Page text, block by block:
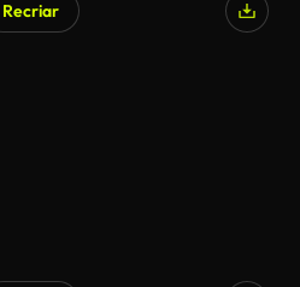
Recriar